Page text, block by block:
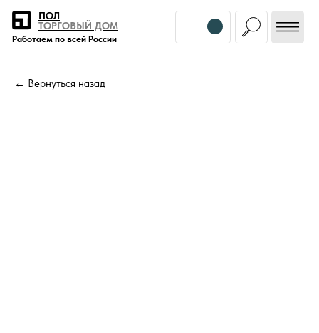
Работаем по всей России
ПОЛ
ТОРГОВЫЙ ДОМ
← Вернуться назад